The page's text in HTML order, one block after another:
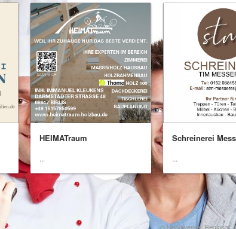
HEIMATraum
...
Schreinerei
...
©Handwerker Regional.